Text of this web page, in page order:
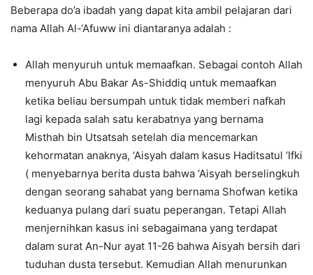
Beberapa do’a ibadah yang dapat kita ambil pelajaran dari
nama Allah Al-‘Afuww ini diantaranya adalah :
Allah menyuruh untuk memaafkan. Sebagai contoh Allah
menyuruh Abu Bakar As-Shiddiq untuk memaafkan
ketika beliau bersumpah untuk tidak memberi nafkah
lagi kepada salah satu kerabatnya yang bernama
Misthah bin Utsatsah setelah dia mencemarkan
kehormatan anaknya, ‘Aisyah dalam kasus Haditsatul ‘Ifki
( menyebarnya berita dusta bahwa ‘Aisyah berselingkuh
dengan seorang sahabat yang bernama Shofwan ketika
keduanya pulang dari suatu peperangan. Tetapi Allah
menjernihkan kasus ini sebagaimana yang terdapat
dalam surat An-Nur ayat 11-26 bahwa Aisyah bersih dari
tuduhan dusta tersebut. Kemudian Allah menurunkan